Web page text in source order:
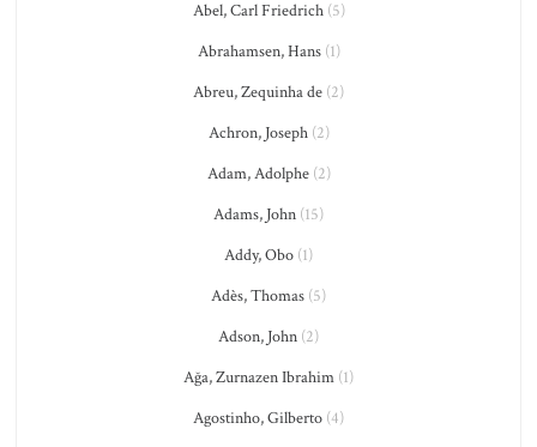
Abel, Carl Friedrich(5)
Abrahamsen, Hans(1)
Abreu, Zequinha de (2)
Achron, Joseph(2)
Adam, Adolphe(2)
Adams, John (15)
Addy, Obo (1)
Adès, Thomas (5)
Adson, John (2)
Ağa, Zurnazen Ibrahim (1)
Agostinho, Gilberto (4)